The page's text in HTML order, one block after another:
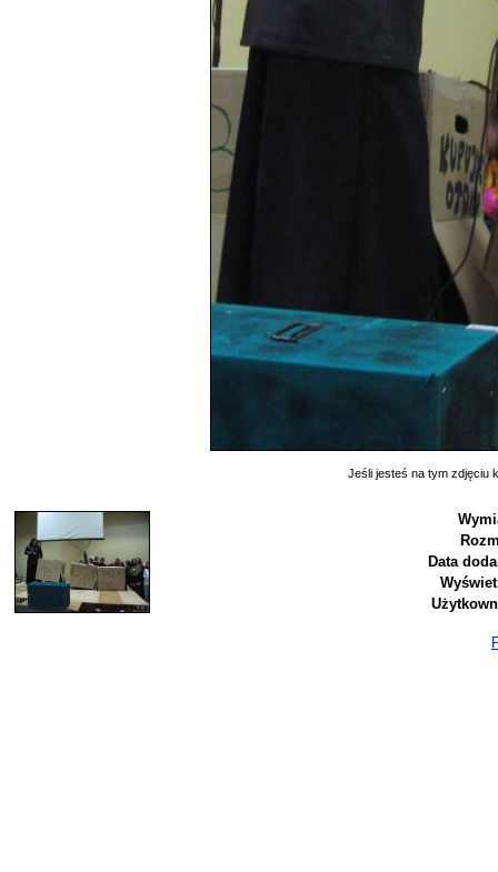
Jeśli jesteś na tym zdjęciu
Data